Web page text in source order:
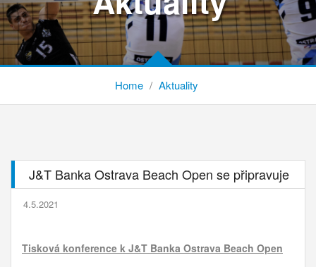
Home / Aktuality
J&T Banka Ostrava Beach Open se připravuje
4.5.2021
Tisková konference k J&T Banka Ostrava Beach Open